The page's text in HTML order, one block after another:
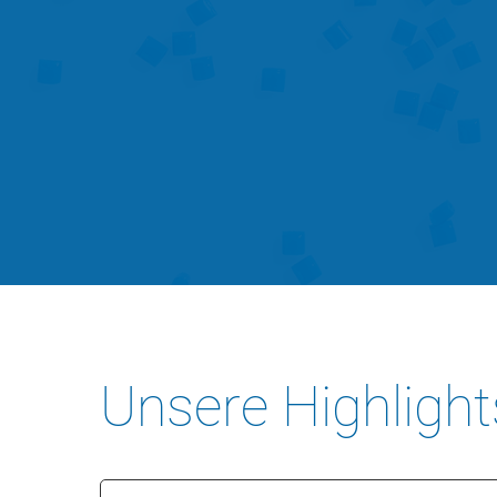
Unsere